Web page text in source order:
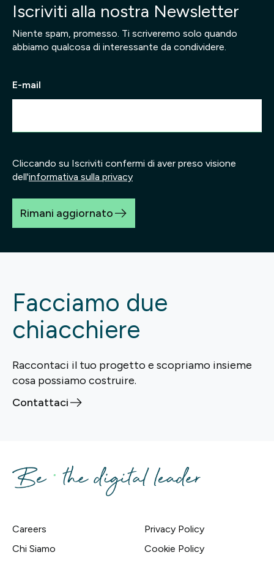
Iscriviti alla nostra Newsletter
Niente spam, promesso. Ti scriveremo solo quando
abbiamo qualcosa di interessante da condividere.
E-mail
Cliccando su Iscriviti confermi di aver preso visione
dell'informativa sulla privacy
Rimani aggiornato
Facciamo due
chiacchiere
Raccontaci il tuo progetto e scopriamo insieme
cosa possiamo costruire.
Contattaci
Careers
Chi Siamo
Privacy Policy
Cookie Policy